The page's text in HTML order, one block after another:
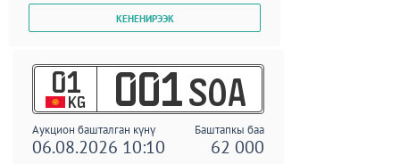
01
KG 001 SOA
Аукцион башталган күнү Баштапкы баа
06.08.2026 10:10 62 000